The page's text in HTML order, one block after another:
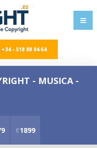
+34 - 518 88 04 64
- MUSICA -
€1899